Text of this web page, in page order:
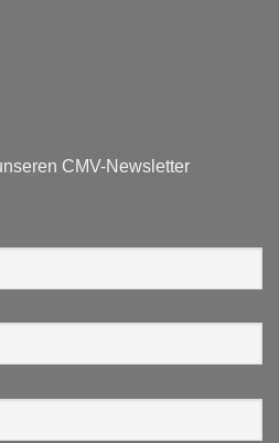
CMV-Newsletter